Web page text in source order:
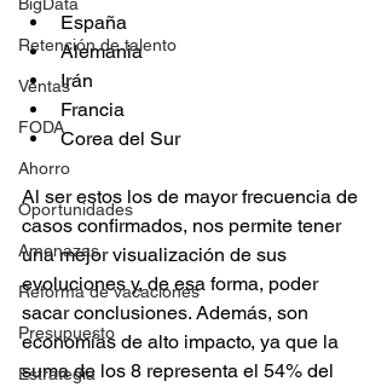
Retención de talento
Ventas
FODA
Ahorro
Oportunidades
Amenazas
Reforma de vacaciones
Presupuesto
Estrategia
España
Alemania
Irán
Francia
Corea del Sur
Al ser estos los de mayor frecuencia de
casos confirmados, nos permite tener
una mejor visualización de sus
evoluciones y, de esa forma, poder
sacar conclusiones. Además, son
economías de alto impacto, ya que la
suma de los 8 representa el 54% del